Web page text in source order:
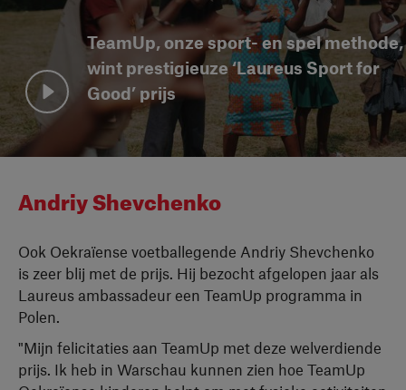
Bekijk video
TeamUp, onze sport- en spel methode,
wint prestigieuze ‘Laureus Sport for
Good’ prijs
Andriy Shevchenko
Ook Oekraïense voetballegende Andriy Shevchenko
is zeer blij met de prijs. Hij bezocht afgelopen jaar als
Laureus ambassadeur een TeamUp programma in
Polen.
"Mijn felicitaties aan TeamUp met deze welverdiende
prijs. Ik heb in Warschau kunnen zien hoe TeamUp